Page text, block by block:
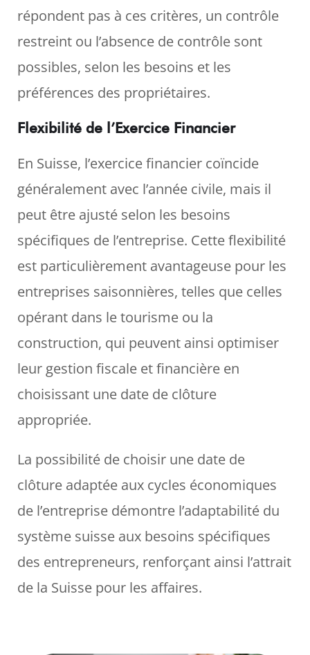
répondent pas à ces critères, un contrôle
restreint ou l’absence de contrôle sont
possibles, selon les besoins et les
préférences des propriétaires.
Flexibilité de l’Exercice Financier
En Suisse, l’exercice financier coïncide
généralement avec l’année civile, mais il
peut être ajusté selon les besoins
spécifiques de l’entreprise. Cette flexibilité
est particulièrement avantageuse pour les
entreprises saisonnières, telles que celles
opérant dans le tourisme ou la
construction, qui peuvent ainsi optimiser
leur gestion fiscale et financière en
choisissant une date de clôture
appropriée.
La possibilité de choisir une date de
clôture adaptée aux cycles économiques
de l’entreprise démontre l’adaptabilité du
système suisse aux besoins spécifiques
des entrepreneurs, renforçant ainsi l’attrait
de la Suisse pour les affaires.